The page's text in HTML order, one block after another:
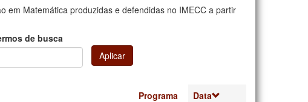
em Matemática produzidas e defendidas no IMECC a partir
de busca
Aplicar
Programa
Data